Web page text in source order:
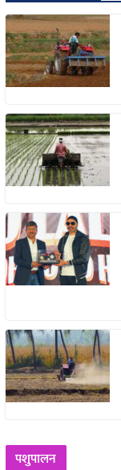
पशुपालन